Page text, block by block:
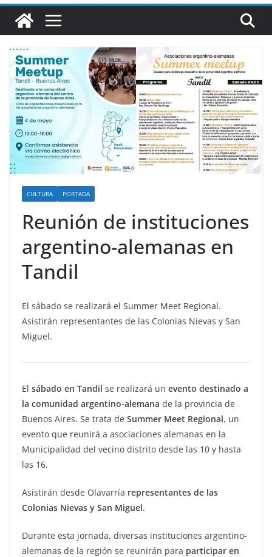
CULTURA PORTADA
Reunión de instituciones
argentino-alemanas en
Tandil
El sábado se realizará el Summer Meet Regional.
Asistirán representantes de las Colonias Nievas y San
Miguel.
El sábado en Tandil se realizará un evento destinado a
la comunidad argentino-alemana de la provincia de
Buenos Aires. Se trata de Summer Meet Regional, un
evento que reunirá a asociaciones alemanas en la
Municipalidad del vecino distrito desde las 10 y hasta
las 16.
Asistirán desde Olavarría representantes de las
Colonias Nievas y San Miguel.
Durante esta jornada, diversas instituciones argentino-
alemanas de la región se reunirán para participar en